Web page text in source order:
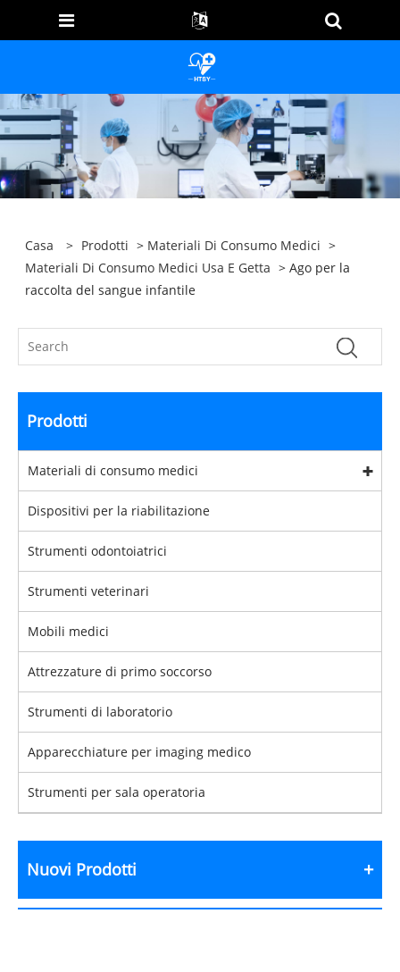
Casa > Prodotti > Materiali Di Consumo Medici >
Materiali Di Consumo Medici Usa E Getta > Ago per la
raccolta del sangue infantile
Prodotti
Materiali di consumo medici
Dispositivi per la riabilitazione
Strumenti odontoiatrici
Strumenti veterinari
Mobili medici
Attrezzature di primo soccorso
Strumenti di laboratorio
Apparecchiature per imaging medico
Strumenti per sala operatoria
Nuovi Prodotti